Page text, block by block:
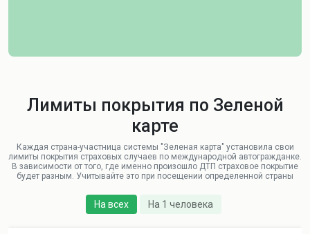
Лимиты покрытия по Зеленой
карте
Каждая страна-участница системы "Зеленая карта" установила свои
лимиты покрытия страховых случаев по международной автогражданке.
В зависимости от того, где именно произошло ДТП страховое покрытие
будет разным. Учитывайте это при посещении определенной страны
На всех На 1 человека